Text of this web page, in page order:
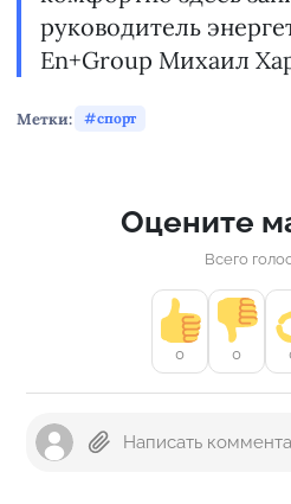
руководитель
En+Group Михаил
Метки: спорт
Оцените
Всего
0 0